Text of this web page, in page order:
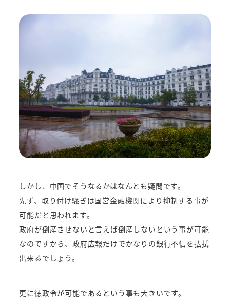
しかし、中国でそうなるかはなんとも疑問です。
先ず、取り付け騒ぎは国営金融機関により抑制する事が
可能だと思われます。
政府が倒産させないと言えば倒産しないという事が可能
なのですから、政府広報だけでかなりの銀行不信を払拭
出来るでしょう。
更に徳政令が可能であるという事も大きいです。